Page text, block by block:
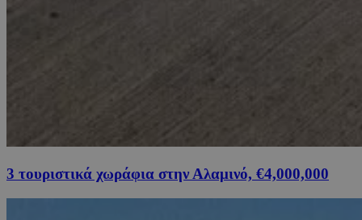
3 τουριστικά χωράφια στην Αλαμινό, €4,000,000